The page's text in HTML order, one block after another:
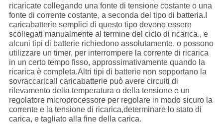
ricaricate collegando una fonte di tensione costante o una
fonte di corrente costante, a seconda del tipo di batteria.I
caricabatterie semplici di questo tipo devono essere
scollegati manualmente al termine del ciclo di ricarica., e
alcuni tipi di batterie richiedono assolutamente, o possono
utilizzare un timer, per interrompere la corrente di ricarica
in un certo tempo fisso, approssimativamente quando la
ricarica è completa.Altri tipi di batterie non sopportano la
sovraccaricaIl caricabatterie può avere circuiti di
rilevamento della temperatura o della tensione e un
regolatore microprocessore per regolare in modo sicuro la
corrente e la tensione di ricarica,determinare lo stato di
carica, e tagliato alla fine della carica.